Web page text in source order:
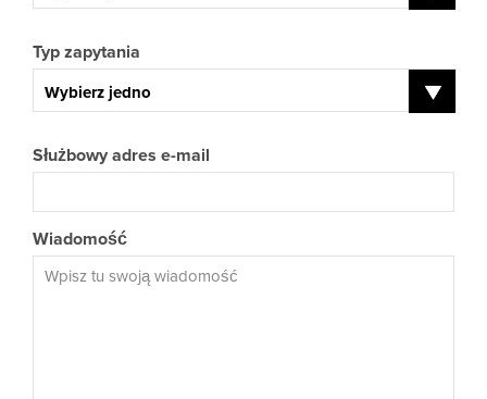
Typ zapytania
Wybierz jedno
Służbowy adres e-mail
Wiadomość